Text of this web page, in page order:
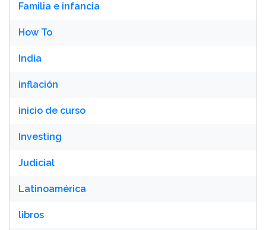
Familia e infancia
How To
India
inflación
inicio de curso
Investing
Judicial
Latinoamérica
libros